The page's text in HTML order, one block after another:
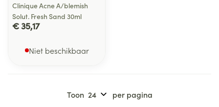
Clinique Acne A/blemish
Solut. Fresh Sand 30ml
€ 35,17
Niet beschikbaar
Toon per pagina